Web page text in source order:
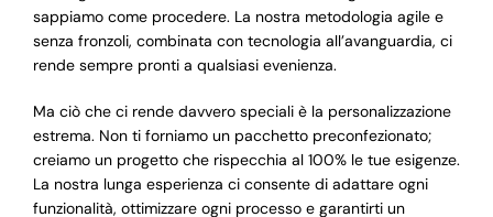
sappiamo come procedere. La nostra metodologia agile e
senza fronzoli, combinata con tecnologia all’avanguardia, ci
rende sempre pronti a qualsiasi evenienza.
Ma ciò che ci rende davvero speciali è la personalizzazione
estrema. Non ti forniamo un pacchetto preconfezionato;
creiamo un progetto che rispecchia al 100% le tue esigenze.
La nostra lunga esperienza ci consente di adattare ogni
funzionalità, ottimizzare ogni processo e garantirti un